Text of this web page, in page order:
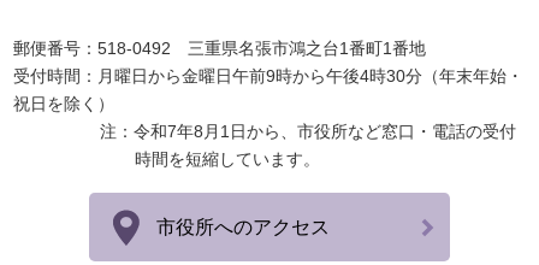
郵便番号：518-0492 三重県名張市鴻之台1番町1番地
受付時間：月曜日から金曜日午前9時から午後4時30分（年末年始・
祝日を除く）
注：令和7年8月1日から、市役所など窓口・電話の受付
時間を短縮しています。
市役所へのアクセス